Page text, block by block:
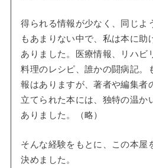
得られる情報が少なく、同じよ
もあまりない中で、私は本に助
ありました。医療情報、リハビ
料理のレシピ、誰かの闘病記。
報はありますが、著者や編集者
立てられた本には、独特の温か
ありました。（略）
そんな経験をもとに、この本屋
決めました。